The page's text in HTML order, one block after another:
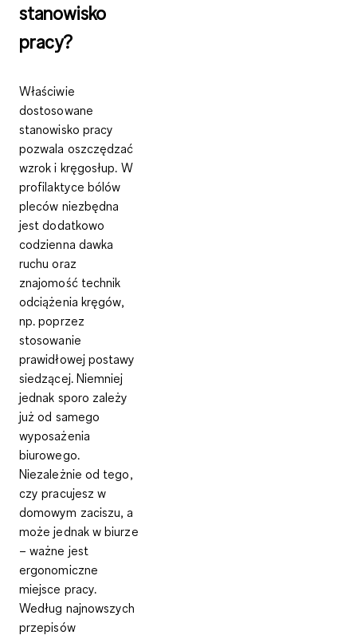
stanowisko
pracy?
Właściwie
dostosowane
stanowisko pracy
pozwala oszczędzać
wzrok i kręgosłup. W
profilaktyce bólów
pleców niezbędna
jestdodatkowo
codzienna dawka
ruchu oraz
znajomość technik
odciążenia kręgów,
np. poprzez
stosowanie
prawidłowej postawy
siedzącej. Niemniej
jednak sporo zależy
już od samego
wyposażenia
biurowego.
Niezależnie od tego,
czy pracujesz w
domowym zaciszu, a
może jednak w biurze
– ważne jest
ergonomiczne
miejsce pracy.
Według najnowszych
przepisów